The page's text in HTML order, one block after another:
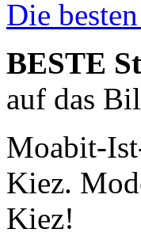
Die
BESTE
auf das
Moabit-
Kiez.
Kiez!